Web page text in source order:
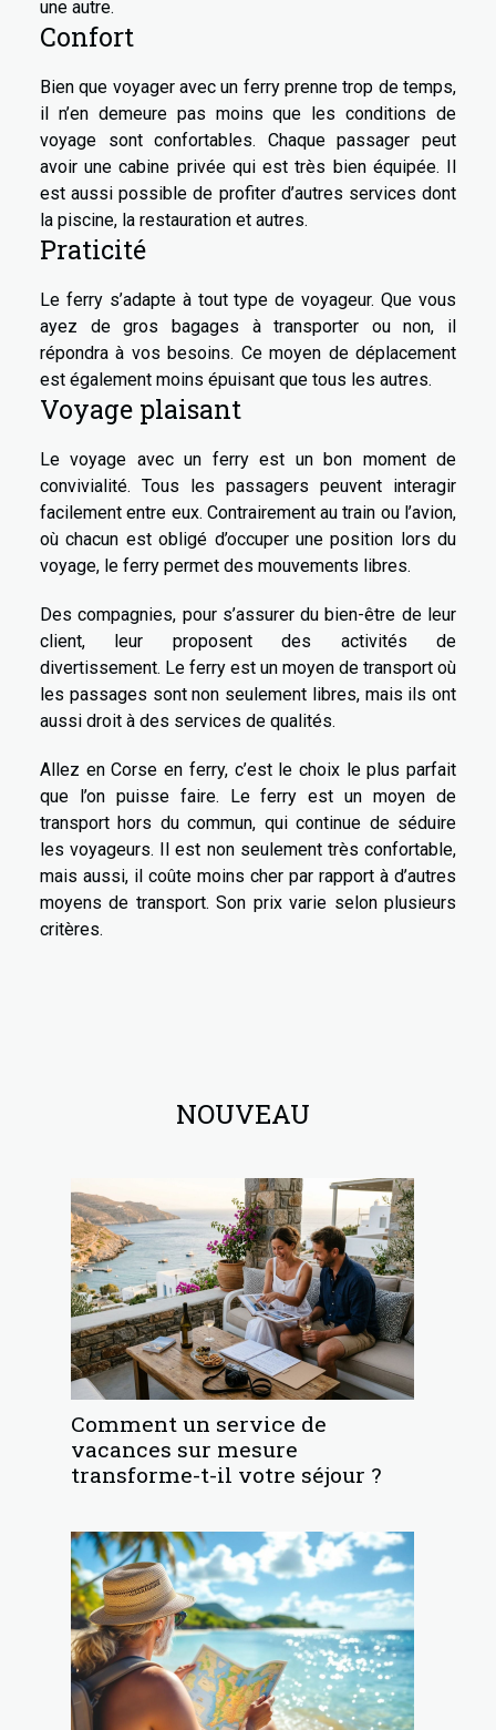
une autre.
Confort
Bien que voyager avec un ferry prenne trop de temps,
il n’en demeure pas moins que les conditions de
voyage sont confortables. Chaque passager peut
avoir une cabine privée qui est très bien équipée. Il
est aussi possible de profiter d’autres services dont
la piscine, la restauration et autres.
Praticité
Le ferry s’adapte à tout type de voyageur. Que vous
ayez de gros bagages à transporter ou non, il
répondra à vos besoins. Ce moyen de déplacement
est également moins épuisant que tous les autres.
Voyage plaisant
Le voyage avec un ferry est un bon moment de
convivialité. Tous les passagers peuvent interagir
facilement entre eux. Contrairement au train ou l’avion,
où chacun est obligé d’occuper une position lors du
voyage, le ferry permet des mouvements libres.
Des compagnies, pour s’assurer du bien-être de leur
client, leur proposent des activités de
divertissement. Le ferry est un moyen de transport où
les passages sont non seulement libres, mais ils ont
aussi droit à des services de qualités.
Allez en Corse en ferry, c’est le choix le plus parfait
que l’on puisse faire. Le ferry est un moyen de
transport hors du commun, qui continue de séduire
les voyageurs. Il est non seulement très confortable,
mais aussi, il coûte moins cher par rapport à d’autres
moyens de transport. Son prix varie selon plusieurs
critères.
NOUVEAU
Comment un service de
vacances sur mesure
transforme-t-il votre séjour ?